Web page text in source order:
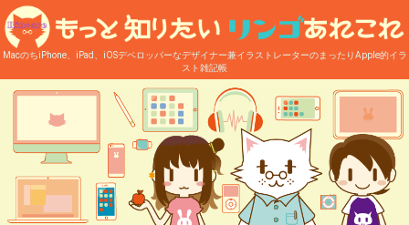
MacのちiPhone、iPad、iOSデベロッパーなデザイナー兼イラストレーターのまったりApple的イラ
スト雑記帳